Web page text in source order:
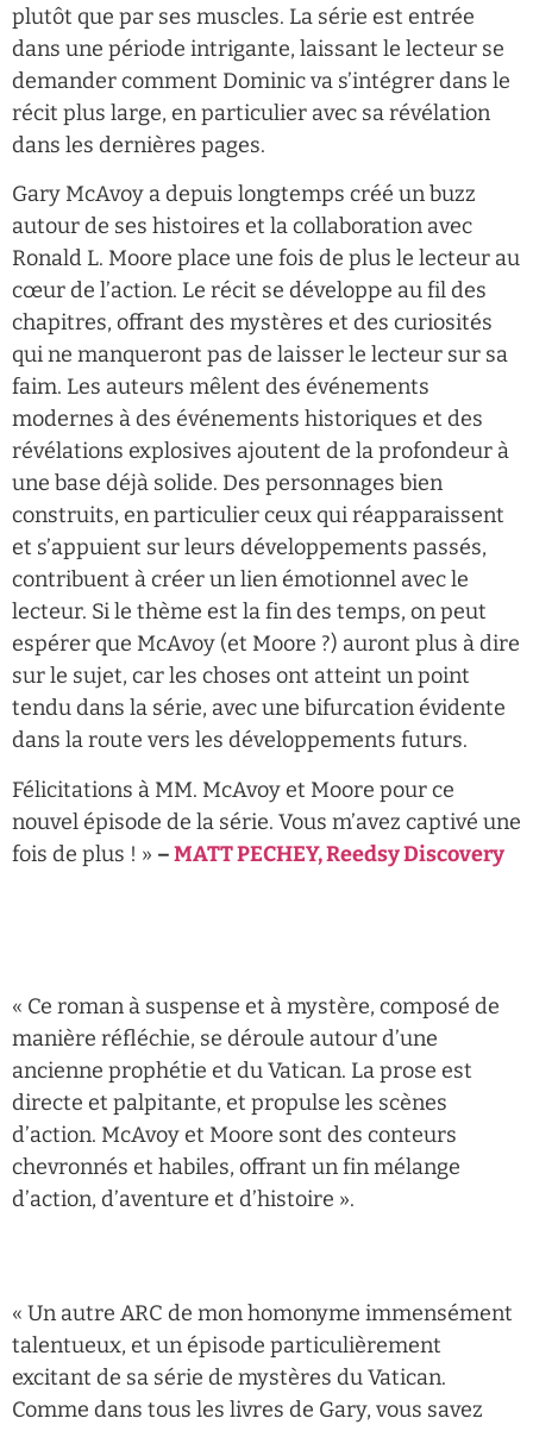
plutôt que par ses muscles. La série est entrée
dans une période intrigante, laissant le lecteur se
demander comment Dominic va s’intégrer dans le
récit plus large, en particulier avec sa révélation
dans les dernières pages.
Gary McAvoy a depuis longtemps créé un buzz
autour de ses histoires et la collaboration avec
Ronald L. Moore place une fois de plus le lecteur au
cœur de l’action. Le récit se développe au fil des
chapitres, offrant des mystères et des curiosités
qui ne manqueront pas de laisser le lecteur sur sa
faim. Les auteurs mêlent des événements
modernes à des événements historiques et des
révélations explosives ajoutent de la profondeur à
une base déjà solide. Des personnages bien
construits, en particulier ceux qui réapparaissent
et s’appuient sur leurs développements passés,
contribuent à créer un lien émotionnel avec le
lecteur. Si le thème est la fin des temps, on peut
espérer que McAvoy (et Moore ?) auront plus à dire
sur le sujet, car les choses ont atteint un point
tendu dans la série, avec une bifurcation évidente
dans la route vers les développements futurs.
Félicitations à MM. McAvoy et Moore pour ce
nouvel épisode de la série. Vous m’avez captivé une
fois de plus ! » –MATT PECHEY, Reedsy Discovery
« Ce roman à suspense et à mystère, composé de
manière réfléchie, se déroule autour d’une
ancienne prophétie et du Vatican. La prose est
directe et palpitante, et propulse les scènes
d’action. McAvoy et Moore sont des conteurs
chevronnés et habiles, offrant un fin mélange
d’action, d’aventure et d’histoire ».
« Un autre ARC de mon homonyme immensément
talentueux, et un épisode particulièrement
excitant de sa série de mystères du Vatican.
Comme dans tous les livres de Gary, vous savez